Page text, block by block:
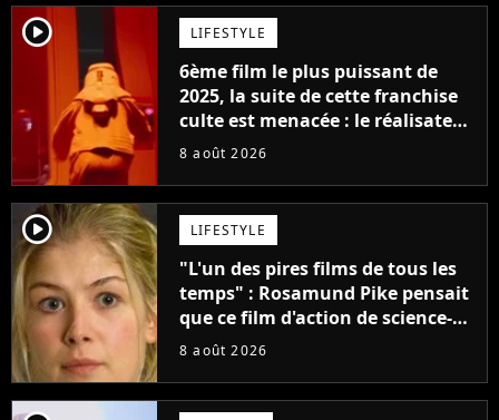
player2 LIFESTYLE
6ème film le plus puissant de
2025, la suite de cette franchise
culte est menacée : le réalisateur
claque la porte pour "différends
8 août 2026
player2 LIFESTYLE
"L'un des pires films de tous les
temps" : Rosamund Pike pensait
que ce film d'action de science-
fiction avec Dwayne Johnson
8 août 2026